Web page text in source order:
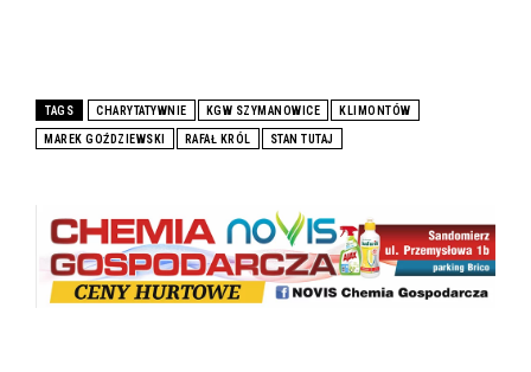
TAGS CHARYTATYWNIE KGW SZYMANOWICE KLIMONTÓW
MAREK GOŹDZIEWSKI RAFAŁ KRÓL STAN TUTAJ